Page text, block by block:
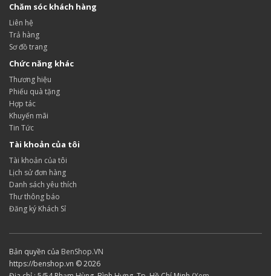
Chăm sóc khách hàng
Liên hệ
Trả hàng
Sơ đồ trang
Chức năng khác
Thương hiệu
Phiếu quà tặng
Hợp tác
Khuyến mãi
Tin Tức
Tài khoản của tôi
Tài khoản của tôi
Lịch sử đơn hàng
Danh sách yêu thích
Thư thông báo
Đăng ký Khách Sỉ
Bản quyền của BenShop.VN
https://benshop.vn © 2026